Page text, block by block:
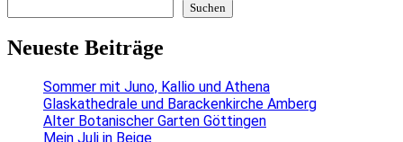
Suchen
Neueste Beiträge
Sommer mit Juno, Kallio und Athena
Glaskathedrale und Barackenkirche Amberg
Alter Botanischer Garten Göttingen
Mein Juli in Beige